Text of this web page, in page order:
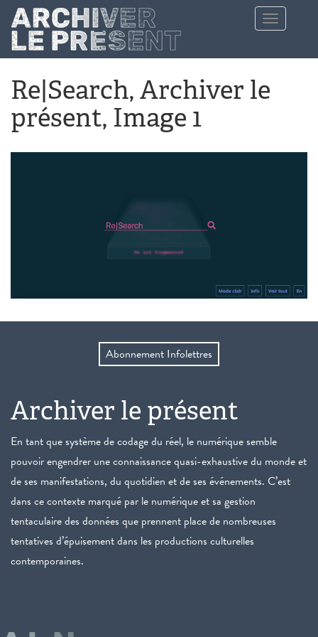
Aller au contenu principal
Toggle
navigation
Re|Search, Archiver le
présent, Image 1
Abonnement Infolettres
Archiver le présent
En tant que système de codage du réel, le numérique semble
pouvoir engendrer une connaissance quasi-exhaustive du monde et
de ses manifestations, du quotidien et de ses événements. C’est
dans ce contexte marqué par le numérique et sa gestion
tentaculaire des données que prennent place de nombreuses
tentatives d’épuisement dans les productions culturelles
contemporaines.